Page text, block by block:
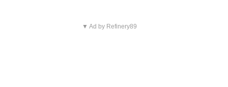
▼ Ad by Refinery89